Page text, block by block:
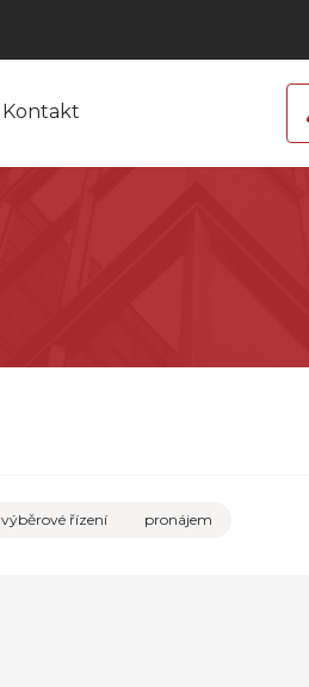
Kontakt
výběrové řízení pronájem